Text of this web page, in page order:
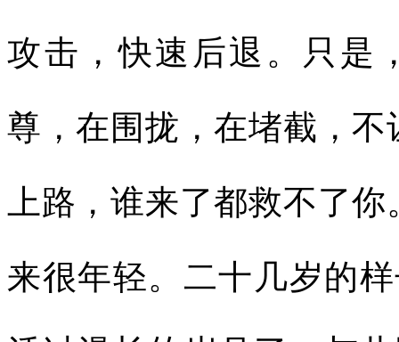
攻击，快速后退。只是
尊，在围拢，在堵截，
上路，谁来了都救不了
来很年轻。二十几岁的